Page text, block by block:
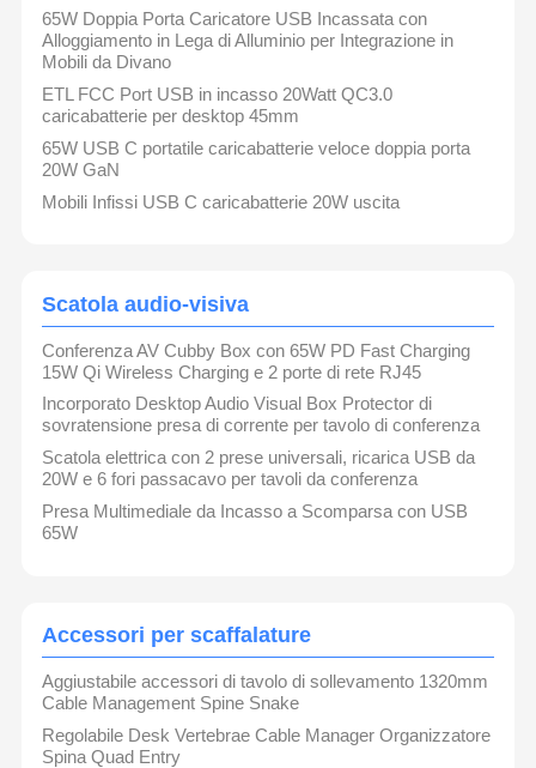
presa di corrente retrattile
Prese elettriche per conferenze
Scatola di socket pop-up
Socket scorrevole
Stagno di alimentazione della pinza da scrivania
Organizzatore di cavi da tavolo
Caricabatterie USB inserita
Scatola audio-visiva
Accessori per scaffalature
Striscia di alimentazione in ritrovo
65W Doppia Porta Caricatore USB Incassata con
Alloggiamento in Lega di Alluminio per Integrazione in
Mobili da Divano
ETL FCC Port USB in incasso 20Watt QC3.0
caricabatterie per desktop 45mm
65W USB C portatile caricabatterie veloce doppia porta
20W GaN
Mobili Infissi USB C caricabatterie 20W uscita
Scatola audio-visiva
Conferenza AV Cubby Box con 65W PD Fast Charging
15W Qi Wireless Charging e 2 porte di rete RJ45
Incorporato Desktop Audio Visual Box Protector di
sovratensione presa di corrente per tavolo di conferenza
Scatola elettrica con 2 prese universali, ricarica USB da
20W e 6 fori passacavo per tavoli da conferenza
Presa Multimediale da Incasso a Scomparsa con USB
65W
Accessori per scaffalature
Aggiustabile accessori di tavolo di sollevamento 1320mm
Cable Management Spine Snake
Regolabile Desk Vertebrae Cable Manager Organizzatore
Spina Quad Entry
Prodotti e servizi più importanti
ampiamente utilizzati in divani e tavoli.
Supportiamo la configurazione personalizzata per i
clienti.
Spedizioni DDP disponibili per la maggior parte delle